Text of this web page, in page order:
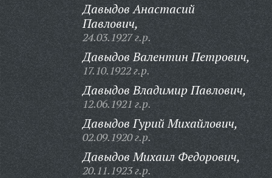
Давыдов Анастасий
Павлович,
24.03.1927 г.р.
Давыдов Валентин Петрович,
17.10.1922 г.р.
Давыдов Владимир Павлович,
12.06.1921 г.р.
Давыдов Гурий Михайлович,
02.09.1920 г.р.
Давыдов Михаил Федорович,
20.11.1923 г.р.